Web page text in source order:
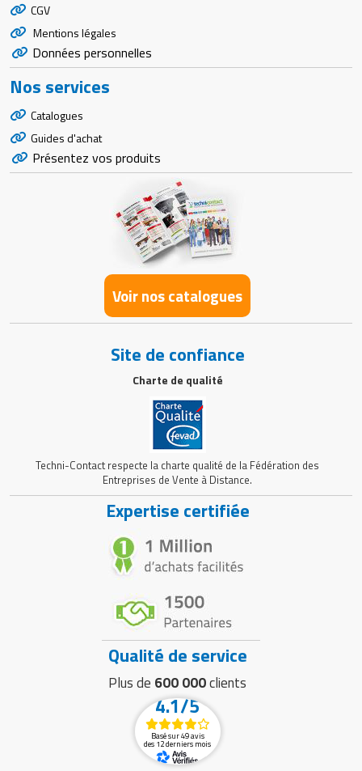
CGV
Mentions légales
Données personnelles
Nos services
Catalogues
Guides d'achat
Présentez vos produits
Voir nos catalogues
Site de confiance
Charte de qualité
Techni-Contact respecte la charte qualité de la Fédération des
Entreprises de Vente à Distance.
Expertise certifiée
Qualité de service
Plus de 600 000clients
4.1/5
Basé sur 49 avis
des 12 derniers mois